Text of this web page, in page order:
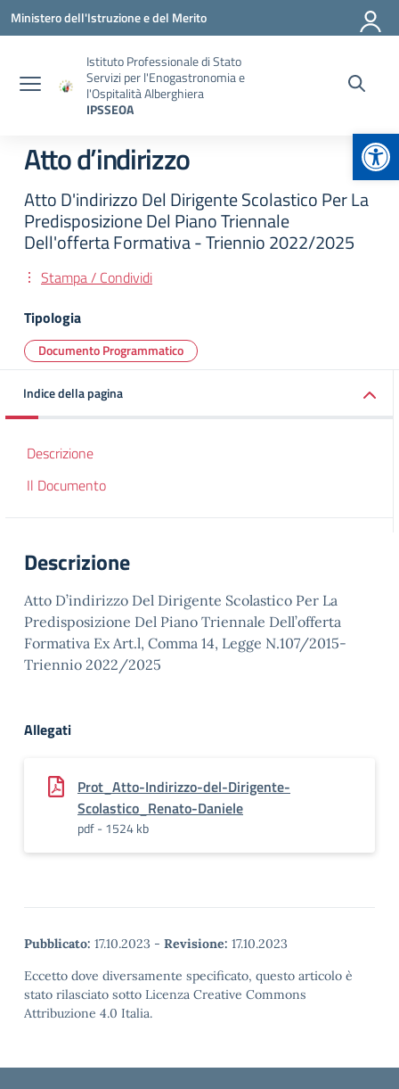
Vai ai contenuti
Vai al menu di navigazione
Vai al footer
Ministero dell'Istruzione e del Merito
Istituto Professionale di Stato
Servizi per l'Enogastronomia e
l'Ospitalità Alberghiera
IPSSEOA
Atto d’indirizzo
Atto D'indirizzo Del Dirigente Scolastico Per La
Predisposizione Del Piano Triennale
Dell'offerta Formativa - Triennio 2022/2025
Stampa / Condividi
Tipologia
Documento Programmatico
Indice della pagina
Descrizione
Il Documento
Descrizione
Atto D’indirizzo Del Dirigente Scolastico Per La
Predisposizione Del Piano Triennale Dell’offerta
Formativa Ex Art.l, Comma 14, Legge N.107/2015-
Triennio 2022/2025
Allegati
Prot_Atto-Indirizzo-del-Dirigente-
Scolastico_Renato-Daniele
pdf - 1524 kb
Pubblicato: 17.10.2023 - Revisione: 17.10.2023
Eccetto dove diversamente specificato, questo articolo è
stato rilasciato sotto Licenza Creative Commons
Attribuzione 4.0 Italia.